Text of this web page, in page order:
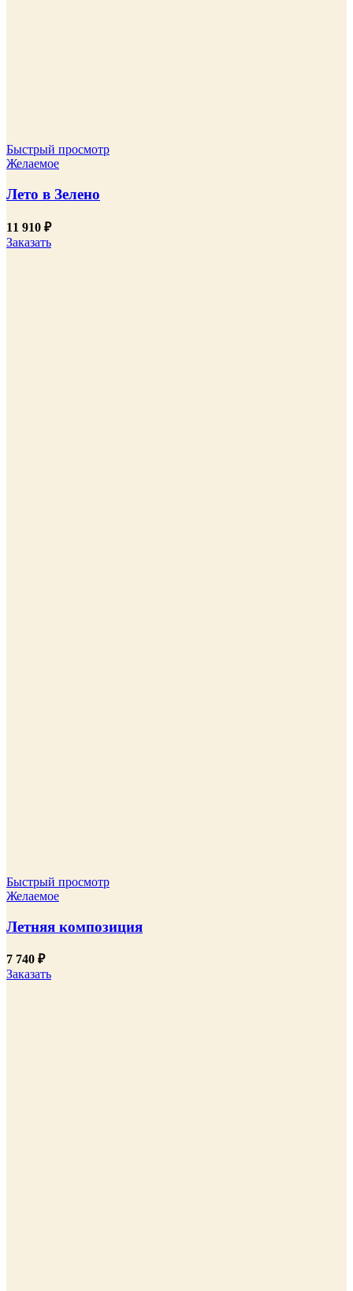
Быстрый просмотр
Желаемое
Лето в Зелено
11 910 ₽
Заказать
Быстрый просмотр
Желаемое
Летняя композиция
7 740 ₽
Заказать